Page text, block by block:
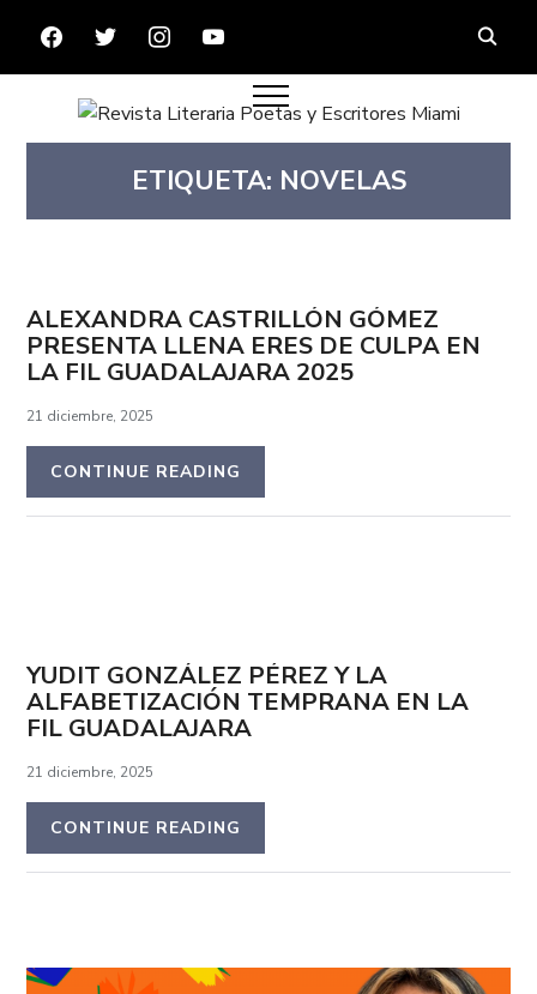
FACEBOOKTWITTERINSTAGRAMYOUTUBE
ETIQUETA: NOVELAS
ALEXANDRA CASTRILLÓN GÓMEZ
PRESENTA LLENA ERES DE CULPA EN
LA FIL GUADALAJARA 2025
21 diciembre, 2025
CONTINUE READING
YUDIT GONZÁLEZ PÉREZ Y LA
ALFABETIZACIÓN TEMPRANA EN LA
FIL GUADALAJARA
21 diciembre, 2025
CONTINUE READING